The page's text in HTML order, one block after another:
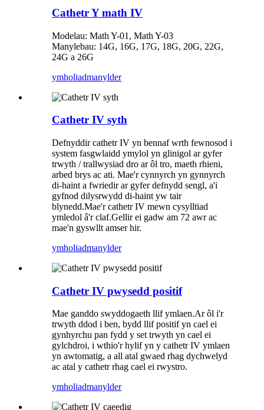
Cathetr Y math IV
Modelau: Math Y-01, Math Y-03
Manylebau: 14G, 16G, 17G, 18G, 20G, 22G,
24G a 26G
ymholiadmanylder
Cathetr IV syth
Defnyddir cathetr IV yn bennaf wrth fewnosod i
system fasgwlaidd ymylol yn glinigol ar gyfer
trwyth / trallwysiad dro ar ôl tro, maeth rhieni,
arbed brys ac ati. Mae'r cynnyrch yn gynnyrch
di-haint a fwriedir ar gyfer defnydd sengl, a'i
gyfnod dilysrwydd di-haint yw tair
blynedd.Mae'r cathetr IV mewn cysylltiad
ymledol â'r claf.Gellir ei gadw am 72 awr ac
mae'n gyswllt amser hir.
ymholiadmanylder
Cathetr IV pwysedd positif
Mae ganddo swyddogaeth llif ymlaen.Ar ôl i'r
trwyth ddod i ben, bydd llif positif yn cael ei
gynhyrchu pan fydd y set trwyth yn cael ei
gylchdroi, i wthio'r hylif yn y cathetr IV ymlaen
yn awtomatig, a all atal gwaed rhag dychwelyd
ac atal y cathetr rhag cael ei rwystro.
ymholiadmanylder